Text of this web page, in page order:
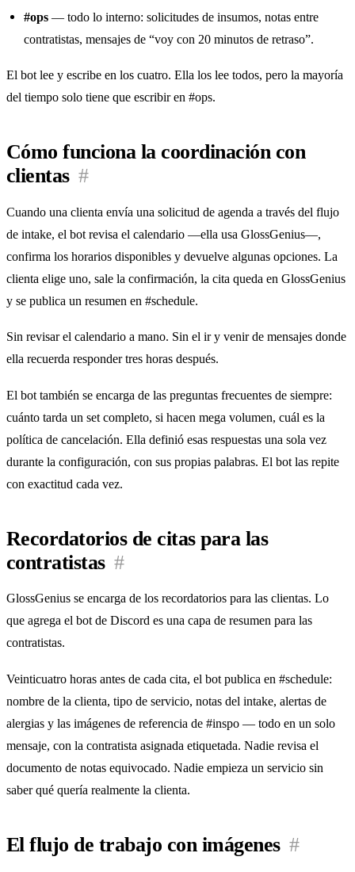
#ops — todo lo interno: solicitudes de insumos, notas entre
contratistas, mensajes de “voy con 20 minutos de retraso”.
El bot lee y escribe en los cuatro. Ella los lee todos, pero la mayoría
del tiempo solo tiene que escribir en #ops.
Cómo funciona la coordinación con
clientas #
Cuando una clienta envía una solicitud de agenda a través del flujo
de intake, el bot revisa el calendario —ella usa GlossGenius—,
confirma los horarios disponibles y devuelve algunas opciones. La
clienta elige uno, sale la confirmación, la cita queda en GlossGenius
y se publica un resumen en #schedule.
Sin revisar el calendario a mano. Sin el ir y venir de mensajes donde
ella recuerda responder tres horas después.
El bot también se encarga de las preguntas frecuentes de siempre:
cuánto tarda un set completo, si hacen mega volumen, cuál es la
política de cancelación. Ella definió esas respuestas una sola vez
durante la configuración, con sus propias palabras. El bot las repite
con exactitud cada vez.
Recordatorios de citas para las
contratistas #
GlossGenius se encarga de los recordatorios para las clientas. Lo
que agrega el bot de Discord es una capa de resumen para las
contratistas.
Veinticuatro horas antes de cada cita, el bot publica en #schedule:
nombre de la clienta, tipo de servicio, notas del intake, alertas de
alergias y las imágenes de referencia de #inspo — todo en un solo
mensaje, con la contratista asignada etiquetada. Nadie revisa el
documento de notas equivocado. Nadie empieza un servicio sin
saber qué quería realmente la clienta.
El flujo de trabajo con imágenes #